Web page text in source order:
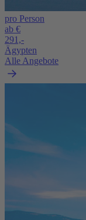
pro Person
ab €
291,-
Ägypten
Alle Angebote